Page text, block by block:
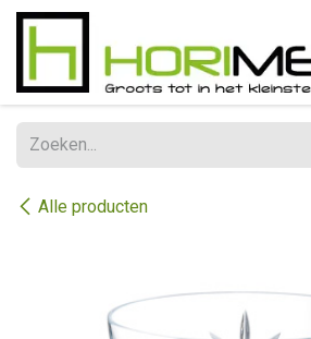
Overslaan naar inhoud
Alle producten